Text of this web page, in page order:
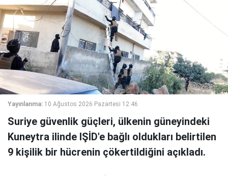
Yayınlanma: 10 Ağustos 2026 Pazartesi 12:46
Suriye güvenlik güçleri, ülkenin güneyindeki
Kuneytra ilinde IŞİD'e bağlı oldukları belirtilen
9 kişilik bir hücrenin çökertildiğini açıkladı.